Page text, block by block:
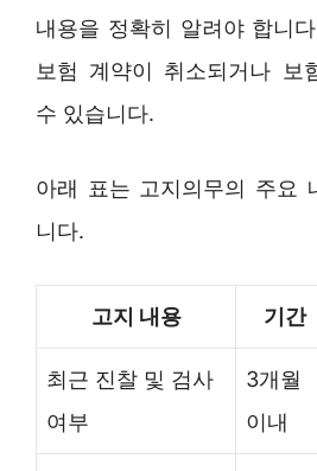
내용을 정확히 알려야 합니
보험 계약이 취소되거나 보
수 있습니다.
아래 표는 고지의무의 주요
니다.
고지 내용 기간
최근 진찰 및 검사
여부
3개월
이내